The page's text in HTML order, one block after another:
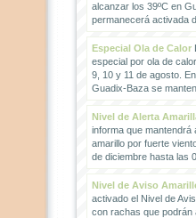
alcanzar los 39ºC en
permanecerá activada
Especial Ola de Calor
especial por ola de
9, 10 y 11 de agosto.
Guadix-Baza se
Nivel de Alerta
informa que mantendrá
amarillo por fuerte
de diciembre hasta las
Nivel de Aviso
activado el Nivel de
con rachas que podrán